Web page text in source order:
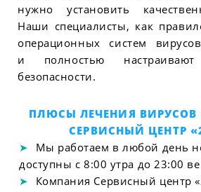
нужно установить
Наши специалисты, как
операционных систем
и полностью
безопасности.
ПЛЮСЫ ЛЕЧЕНИЯ
СЕРВИСНЫЙ ЦЕНТР
Мы работаем в любой день
доступны с 8:00 утра до 23:00
Компания Сервисный центр